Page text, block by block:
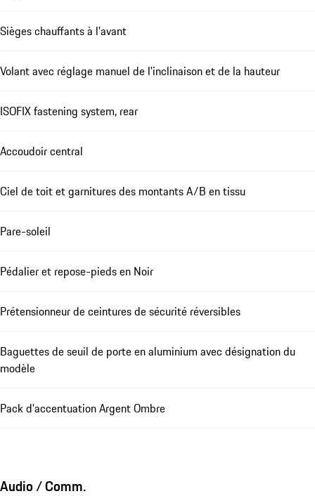
Sièges chauffants à l'avant
Volant avec réglage manuel de l'inclinaison et de la hauteur
ISOFIX fastening system, rear
Accoudoir central
Ciel de toit et garnitures des montants A/B en tissu
Pare-soleil
Pédalier et repose-pieds en Noir
Prétensionneur de ceintures de sécurité réversibles
Baguettes de seuil de porte en aluminium avec désignation du
modèle
Pack d'accentuation Argent Ombre
Audio / Comm.